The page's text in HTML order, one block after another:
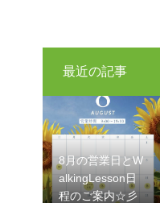
最近の記事
8月の営業日とW
alkingLesson日
程のご案内☆彡